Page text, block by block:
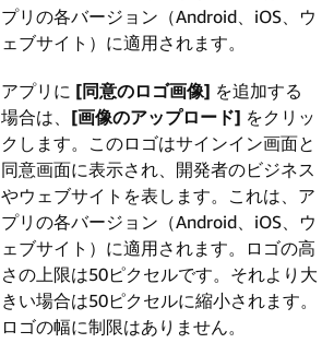
プリの各バージョン（Android、iOS、ウ
ェブサイト）に適用されます。
アプリに [同意のロゴ画像] を追加する
場合は、 [画像のアップロード] をクリッ
クします。このロゴはサインイン画面と
同意画面に表示され、開発者のビジネス
やウェブサイトを表します。これは、ア
プリの各バージョン（Android、iOS、ウ
ェブサイト）に適用されます。ロゴの高
さの上限は50ピクセルです。それより大
きい場合は50ピクセルに縮小されます。
ロゴの幅に制限はありません。